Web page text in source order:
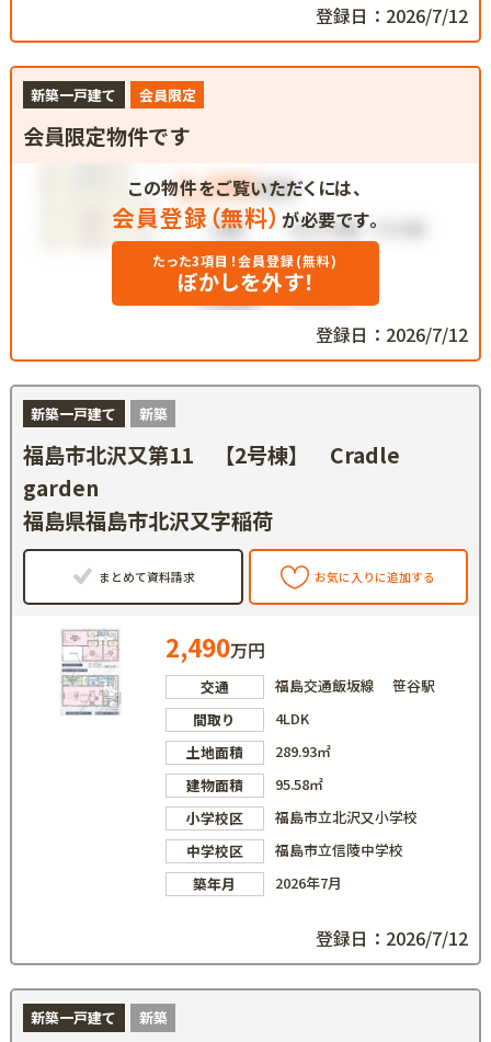
登録日：2026/7/12
新築一戸建て 会員限定
会員限定物件です
この物件をご覧いただくには、
会員登録（無料） が必要です。
たった3項目！会員登録(無料)
ぼかしを外す！
登録日：2026/7/12
新築一戸建て 新築
福島市北沢又第11 【2号棟】 Cradle
garden
福島県福島市北沢又字稲荷
まとめて資料請求 お気に入りに追加する
2,490万円
交通
福島交通飯坂線 笹谷駅
間取り
4LDK
土地面積
289.93㎡
建物面積
95.58㎡
小学校区
福島市立北沢又小学校
中学校区
福島市立信陵中学校
築年月
2026年7月
登録日：2026/7/12
新築一戸建て 新築